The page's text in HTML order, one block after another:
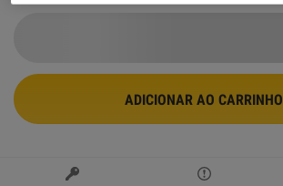
ADICIONAR AO CARRINHO